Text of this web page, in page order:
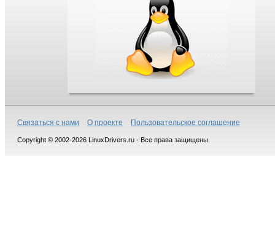
Связаться с нами О проекте Пользовательское соглашение
Copyright © 2002-2026 LinuxDrivers.ru - Все права защищены.